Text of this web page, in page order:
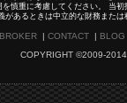
慎重に考慮してください。 当
があるときは中立的な財務また
BROKER| CONTACT| BLOG
COPYRIGHT ©2009-